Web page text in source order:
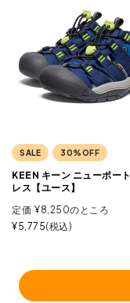
SALE 30%OFF
KEEN キーン ニューポー
レス【ユース】
定価 ¥8,250のところ
¥5,775 税込